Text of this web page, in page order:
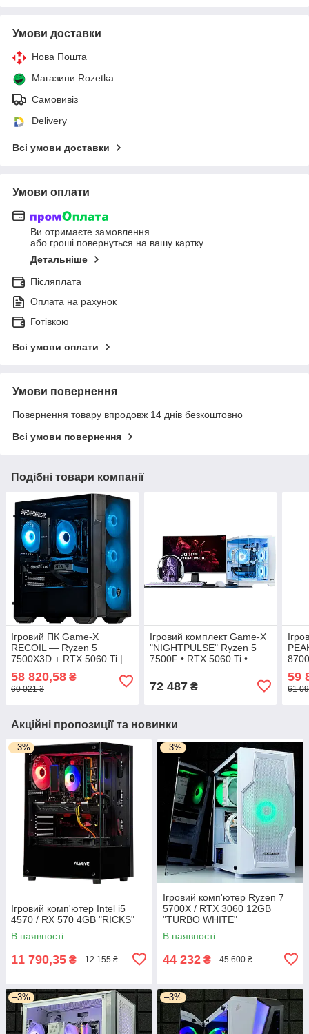
Умови доставки
Нова Пошта
Магазини Rozetka
Самовивіз
Delivery
Всі умови доставки
Умови оплати
Ви отримаєте замовлення
або гроші повернуться на вашу картку
Детальніше
Післяплата
Оплата на рахунок
Готівкою
Всі умови оплати
Умови повернення
Повернення товару впродовж 14 днів безкоштовно
Всі умови повернення
Подібні товари компанії
Ігровий ПК Game-X
RECOIL — Ryzen 5
7500X3D + RTX 5060 Ti |
58 820,58 ₴
60 021 ₴
Ігровий комплект Game-X
"NIGHTPULSE" Ryzen 5
7500F • RTX 5060 Ti •
Gaming Set
72 487₴
59
61
Акційні пропозиції та новинки
–3%
Ігровий комп'ютер Intel i5
4570 / RX 570 4GB "RICKS"
В наявності
11 790,35 ₴ 12 155 ₴
–3%
Ігровий комп'ютер Ryzen 7
5700X / RTX 3060 12GB
"TURBO WHITE"
В наявності
44 232 ₴ 45 600 ₴
–3% –3%